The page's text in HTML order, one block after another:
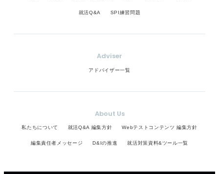
就活Q&A SPI練習問題
Adviser
アドバイザー一覧
About Us
私たちについて 就活Q&A 編集方針 Webテストコンテンツ 編集方針
編集責任者メッセージ D&Iの推進 就活対策資料&ツール一覧